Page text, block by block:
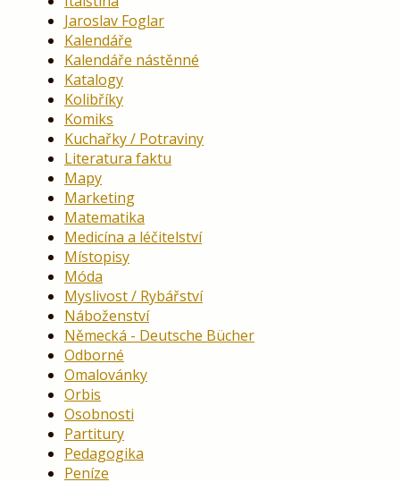
Jaroslav Foglar
Kalendáře
Kalendáře nástěnné
Katalogy
Kolibříky
Komiks
Kuchařky / Potraviny
Literatura faktu
Mapy
Marketing
Matematika
Medicína a léčitelství
Místopisy
Móda
Myslivost / Rybářství
Náboženství
Německá - Deutsche Bücher
Odborné
Omalovánky
Orbis
Osobnosti
Partitury
Pedagogika
Peníze